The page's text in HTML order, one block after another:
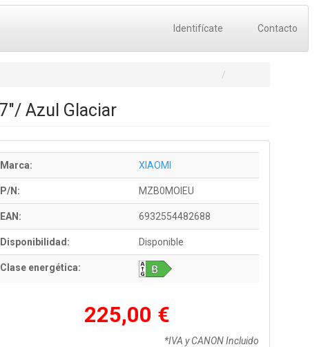
Identifícate Contacto
Azul Glaciar
Marca: XIAOMI
P/N: MZB0MOIEU
EAN: 6932554482688
Disponibilidad: Disponible
Clase energética:
225,00 €
*IVA y CANON Incluido